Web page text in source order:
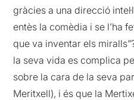
gràcies a una direcció
entès la comèdia i se l’ha
que va inventar els
la seva vida es complica
sobre la cara de la seva
Meritxell), i és que la